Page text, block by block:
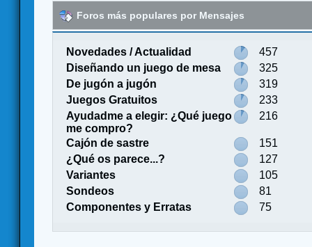
Foros más populares por Mensajes
Novedades / Actualidad
457
Diseñando un juego de mesa
325
De jugón a jugón
319
Juegos Gratuitos
233
Ayudadme a elegir: ¿Qué juego
me compro?
216
Cajón de sastre
151
¿Qué os parece...?
127
Variantes
105
Sondeos
81
Componentes y Erratas
75